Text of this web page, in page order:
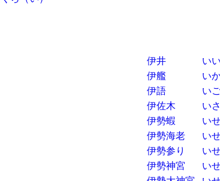
伊井
いい
伊艦
い
伊語
い
伊佐木
い
伊勢蝦
い
伊勢海老
い
伊勢参り
い
伊勢神宮
い